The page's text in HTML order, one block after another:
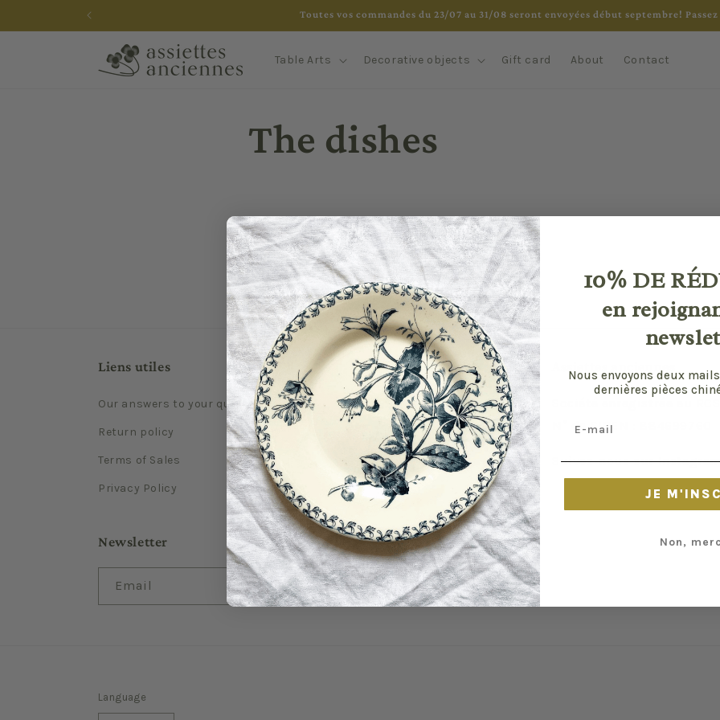
Toutes vos commandes du 23/07 au 31/08 seront envoyées début septembre!
Table Arts Decorative objects Gift card About Contact
The dishes
Liens utiles
Our answers to your questions
Return policy
Terms of Sales
Privacy Policy
Assiettes anciennes
N° de SIREN : 884699760
Suivez-nous sur
Newsletter
Email
Language
10% DE
en
Nous envoyons deux
dernières pièces
JE
Non,